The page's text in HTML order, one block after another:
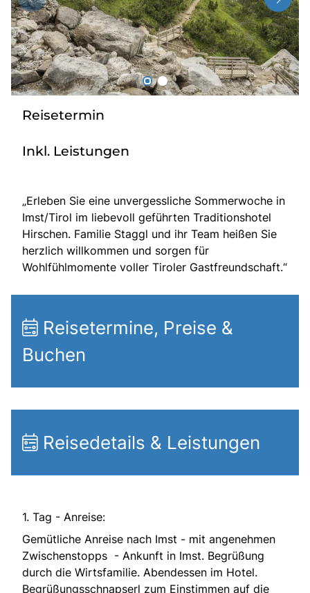
Radio
Sie befinden sich in:
Heimatland ändern:
Reisetermin
Inkl. Leistungen
„Erleben Sie eine unvergessliche Sommerwoche in
Imst/Tirol im liebevoll geführten Traditionshotel
Hirschen. Familie Staggl und ihr Team heißen Sie
herzlich willkommen und sorgen für
Wohlfühlmomente voller Tiroler Gastfreundschaft.“
Reisetermine, Preise &
Buchen
Reisedetails & Leistungen
1. Tag - Anreise:
Gemütliche Anreise nach Imst - mit angenehmen
Zwischenstopps - Ankunft in Imst. Begrüßung
durch die Wirtsfamilie. Abendessen im Hotel.
Begrüßungsschnapserl zum Einstimmen auf die